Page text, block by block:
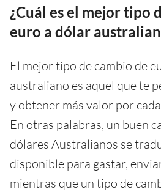
¿Cuál es el mejor tipo
euro a dólar
El mejor tipo de cambio de
australiano es aquel que te
y obtener más valor por
En otras palabras, un buen
dólares Australianos se
disponible para gastar,
mientras que un tipo de